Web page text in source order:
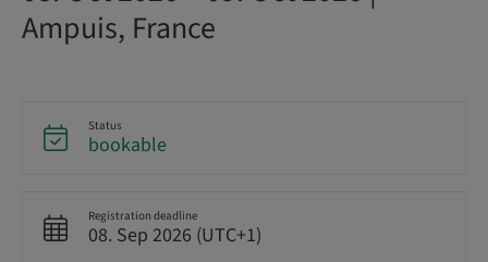
Ampuis, France
Status
bookable
Registration deadline
08. Sep 2026 (UTC+1)